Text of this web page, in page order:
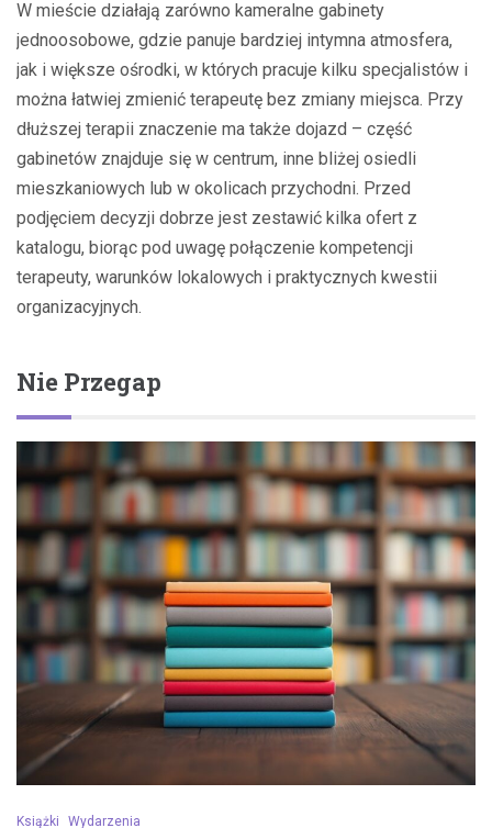
W mieście działają zarówno kameralne gabinety
jednoosobowe, gdzie panuje bardziej intymna atmosfera,
jak i większe ośrodki, w których pracuje kilku specjalistów i
można łatwiej zmienić terapeutę bez zmiany miejsca. Przy
dłuższej terapii znaczenie ma także dojazd – część
gabinetów znajduje się w centrum, inne bliżej osiedli
mieszkaniowych lub w okolicach przychodni. Przed
podjęciem decyzji dobrze jest zestawić kilka ofert z
katalogu, biorąc pod uwagę połączenie kompetencji
terapeuty, warunków lokalowych i praktycznych kwestii
organizacyjnych.
Nie Przegap
Książki Wydarzenia